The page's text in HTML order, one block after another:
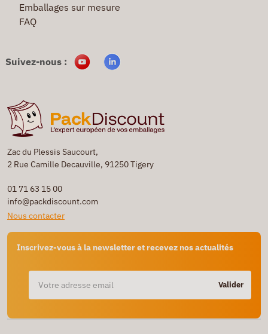
Zac du Plessis Saucourt,
2 Rue Camille Decauville, 91250 Tigery
01 71 63 15 00
info@packdiscount.com
Nous contacter
Inscrivez-vous à la newsletter et recevez nos actualités
Valider
Emballages sur mesure
FAQ
Suivez-nous :